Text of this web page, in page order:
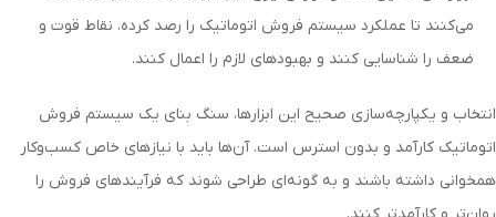
می‌کنند تا عملکرد سیستم فروش اتوماتیک را رصد کرده، نقاط قوت و
ضعف را شناسایی کنند و بهبودهای لازم را اعمال کنند.
انتخاب و یکپارچه‌سازی صحیح این ابزارها، سنگ بنای یک سیستم فروش
اتوماتیک کارآمد و بدون استرس است. آن‌ها باید با نیازهای خاص کسب‌وکار
همخوانی داشته باشند و به گونه‌ای طراحی شوند که فرآیندهای فروش را